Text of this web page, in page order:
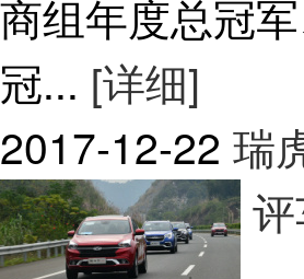
商组年度总冠
冠... [详细]
2017-12-22 瑞